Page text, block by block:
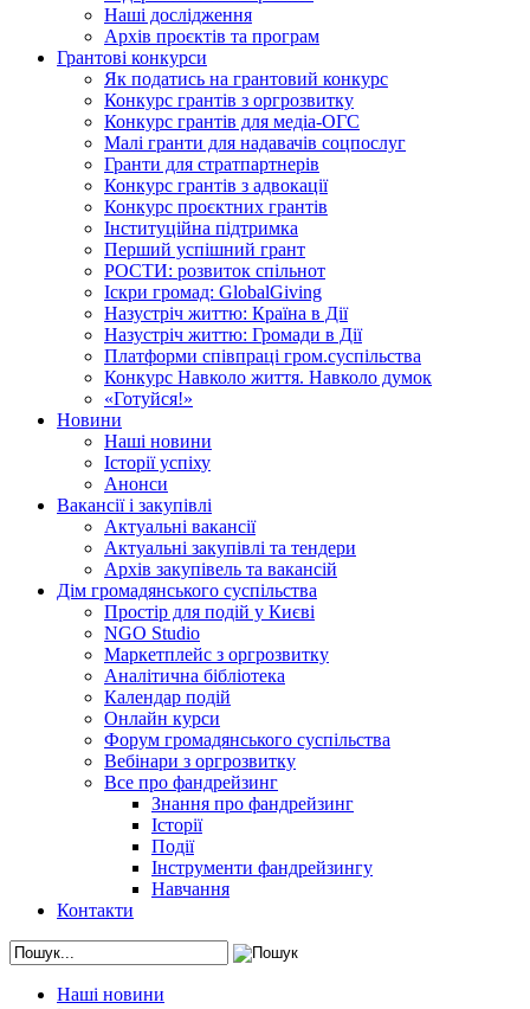
Наші дослідження
Архів проєктів та програм
Грантові конкурси
Як податись на грантовий конкурс
Конкурс грантів з оргрозвитку
Конкурс грантів для медіа-ОГС
Малі гранти для надавачів соцпослуг
Гранти для стратпартнерів
Конкурс грантів з адвокації
Конкурс проєктних грантів
Інституційна підтримка
Перший успішний грант
РОСТИ: розвиток спільнот
Іскри громад: GlobalGiving
Назустріч життю: Країна в Дії
Назустріч життю: Громади в Дії
Платформи співпраці гром.суспільства
Конкурс Навколо життя. Навколо думок
«Готуйся!»
Новини
Наші новини
Історії успіху
Анонси
Вакансії і закупівлі
Актуальні вакансії
Актуальні закупівлі та тендери
Архів закупівель та вакансій
Дім громадянського суспільства
Простір для подій у Києві
NGO Studio
Маркетплейс з оргрозвитку
Аналітична бібліотека
Календар подій
Онлайн курси
Форум громадянського суспільства
Вебінари з оргрозвитку
Все про фандрейзинг
Знання про фандрейзинг
Історії
Події
Інструменти фандрейзингу
Навчання
Контакти
Наші новини